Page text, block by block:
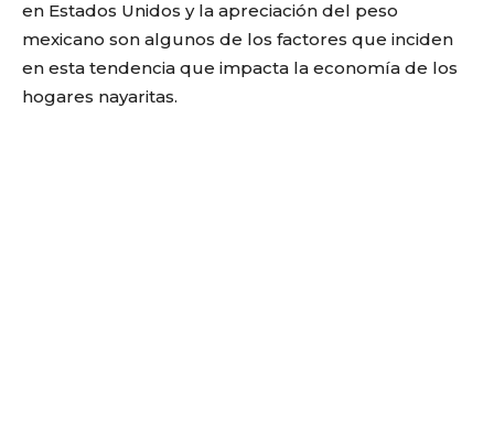
en Estados Unidos y la apreciación del peso
mexicano son algunos de los factores que inciden
en esta tendencia que impacta la economía de los
hogares nayaritas.